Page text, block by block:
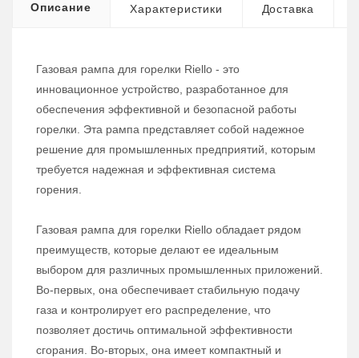
Описание Характеристики Доставка
Газовая рампа для горелки Riello - это
инновационное устройство, разработанное для
обеспечения эффективной и безопасной работы
горелки. Эта рампа представляет собой надежное
решение для промышленных предприятий, которым
требуется надежная и эффективная система
горения.
Газовая рампа для горелки Riello обладает рядом
преимуществ, которые делают ее идеальным
выбором для различных промышленных приложений.
Во-первых, она обеспечивает стабильную подачу
газа и контролирует его распределение, что
позволяет достичь оптимальной эффективности
сгорания. Во-вторых, она имеет компактный и